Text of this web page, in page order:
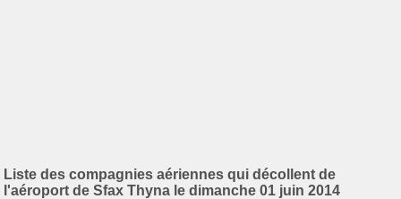
Liste des compagnies aériennes qui décollent de
l'aéroport de Sfax Thyna le dimanche 01 juin 2014